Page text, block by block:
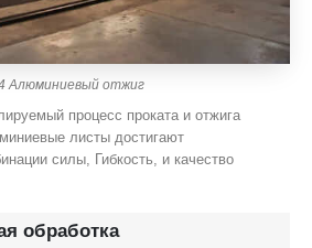
Алюминиевый отжиг
процесс проката и отжига
листы достигают
силы, Гибкость, и качество
обработка